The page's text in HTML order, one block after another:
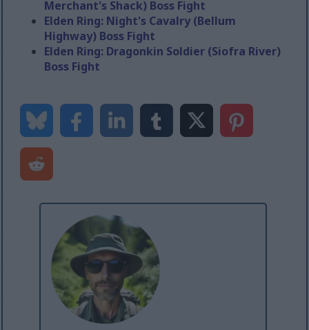
Merchant's Shack) Boss Fight
Elden Ring: Night's Cavalry (Bellum
Highway) Boss Fight
Elden Ring: Dragonkin Soldier (Siofra River)
Boss Fight